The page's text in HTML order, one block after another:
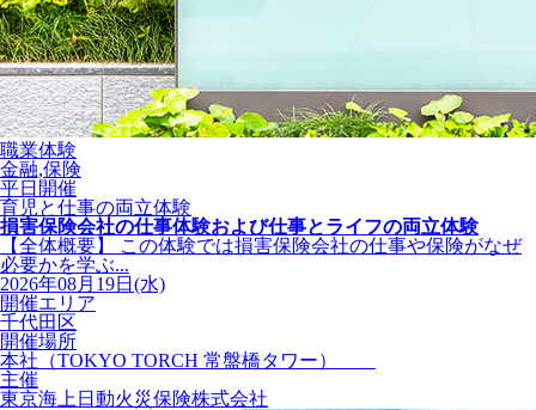
職業体験
金融,保険
平日開催
育児と仕事の両立体験
損害保険会社の仕事体験および仕事とライフの両立体験
【全体概要】 この体験では損害保険会社の仕事や保険がなぜ
必要かを学ぶ...
2026年08月19日(水)
開催エリア
千代田区
開催場所
本社（TOKYO TORCH 常盤橋タワー）
主催
東京海上日動火災保険株式会社